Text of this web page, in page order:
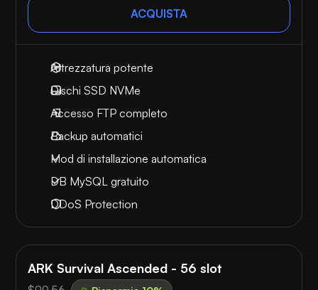
ACQUISTA
Attrezzatura potente
Dischi SSD NVMe
Accesso FTP completo
Backup automatici
Mod di installazione automatica
DB MySQL gratuito
DDoS Protection
ARK Survival Ascended - 56 slot